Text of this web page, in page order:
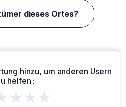
dieses Ortes?
hinzu, um anderen Usern
helfen :